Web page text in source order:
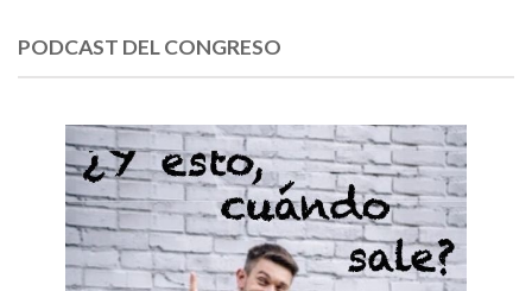
PODCAST DEL CONGRESO